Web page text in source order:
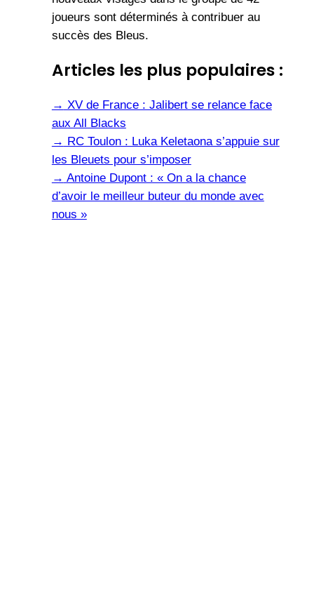
joueurs sont déterminés à contribuer au
succès des Bleus.
Articles les plus populaires :
→ XV de France : Jalibert se relance face
aux All Blacks
→ RC Toulon : Luka Keletaona s’appuie sur
les Bleuets pour s’imposer
→ Antoine Dupont : « On a la chance
d’avoir le meilleur buteur du monde avec
nous »